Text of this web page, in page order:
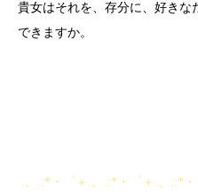
貴女はそれを、存分に、好きな
できますか。
.。.:*・゜＋.。.:*・゜＋.。.:*